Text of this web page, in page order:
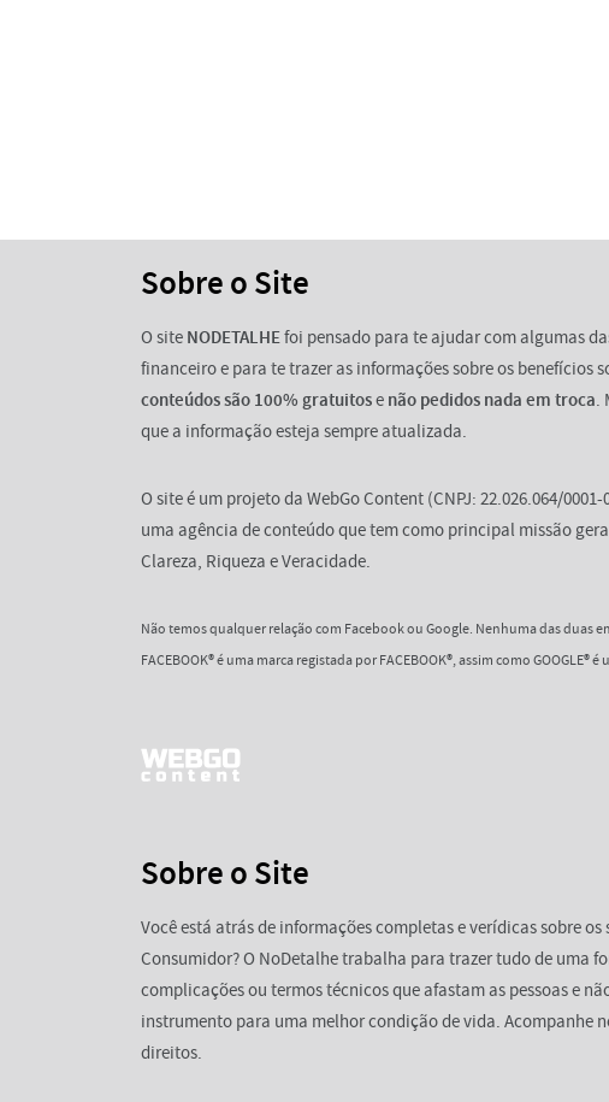
Sobre o Site
O site NODETALHEfoi pensado para te ajudar com algumas
financeiro e para te trazer as informações sobre os benefícios
conteúdos são 100% gratuitose não pedidos nada em troca.
que a informação esteja sempre atualizada.
O site é um projeto da WebGo Content (CNPJ: 22.026.064/
uma agência de conteúdo que tem como principal missão
Clareza, Riqueza e Veracidade.
Não temos qualquer relação com Facebook ou Google. Nenhuma das duas
FACEBOOK® é uma marca registada por FACEBOOK®, assim como GOOGLE®
Sobre o Site
Você está atrás de informações completas e verídicas sobre
Consumidor? O NoDetalhe trabalha para trazer tudo de uma
complicações ou termos técnicos que afastam as pessoas e
instrumento para uma melhor condição de vida. Acompanhe
direitos.